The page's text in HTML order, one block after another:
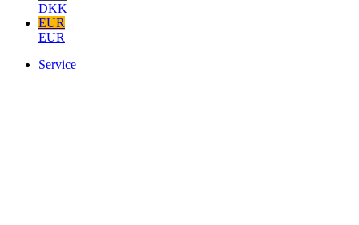
DKK
EUR
EUR
Service